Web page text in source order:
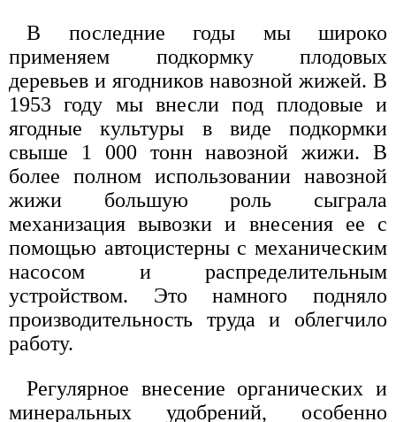
В последние годы мы широко
применяем подкормку плодовых
деревьев и ягодников навозной жижей. В
1953 году мы внесли под плодовые и
ягодные культуры в виде подкормки
свыше 1 000 тонн навозной жижи. В
более полном использовании навозной
жижи большую роль сыграла
механизация вывозки и внесения ее с
помощью автоцистерны с механическим
насосом и распределительным
устройством. Это намного подняло
производительность труда и облегчило
работу.
Регулярное внесение органических и
минеральных удобрений, особенно